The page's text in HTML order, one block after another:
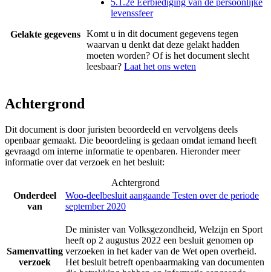
Gelakte gegevens
levenssfeer
Komt u in dit document gegevens tegen
waarvan u denkt dat deze gelakt hadden
moeten worden? Of is het document slecht
leesbaar? Laat het ons weten
Achtergrond
Dit document is door juristen beoordeeld en vervolgens deels
openbaar gemaakt. Die beoordeling is gedaan omdat iemand heeft
gevraagd om interne informatie te openbaren. Hieronder meer
informatie over dat verzoek en het besluit:
Achtergrond
Onderdeel
van
Woo-deelbesluit aangaande Testen over de periode
september 2020
Samenvatting
verzoek
De minister van Volksgezondheid, Welzijn en Sport
heeft op 2 augustus 2022 een besluit genomen op
verzoeken in het kader van de Wet open overheid.
Het besluit betreft openbaarmaking van documenten